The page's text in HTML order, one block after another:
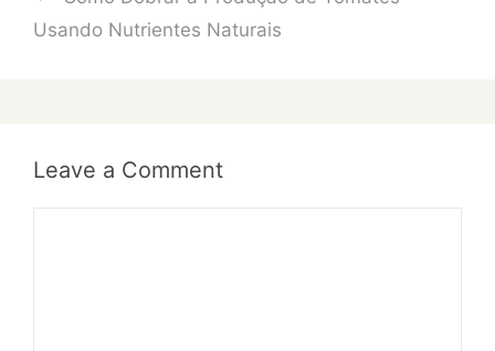
Usando Nutrientes Naturais
Leave a Comment